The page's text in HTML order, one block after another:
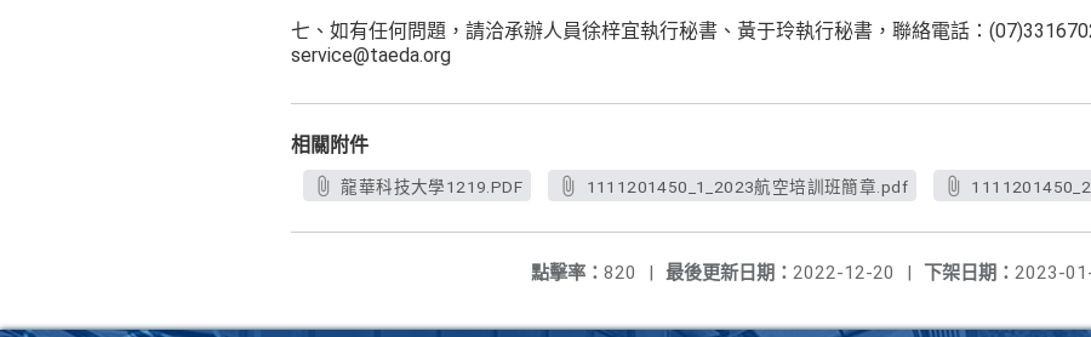
七、如有任何問題，請洽承辦人員徐梓宜執行秘書、黃于玲執行秘書，聯絡電話：
service@taeda.org
相關附件
龍華科技大學1219.PDF 1111201450_1_2023航空培訓班簡章.pdf
下架日期： 2023-
最後更新日期： 2022-12-20 |
點擊率： 820 |